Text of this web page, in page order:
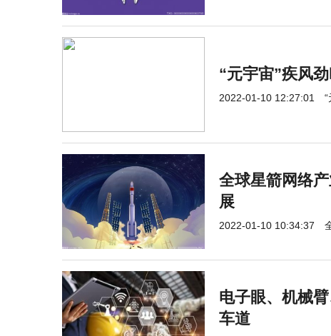
“元宇宙”疾风
2022-01-10 12:27:01
全球星箭网络
展
2022-01-10 10:34:37
电子眼、机械
车道